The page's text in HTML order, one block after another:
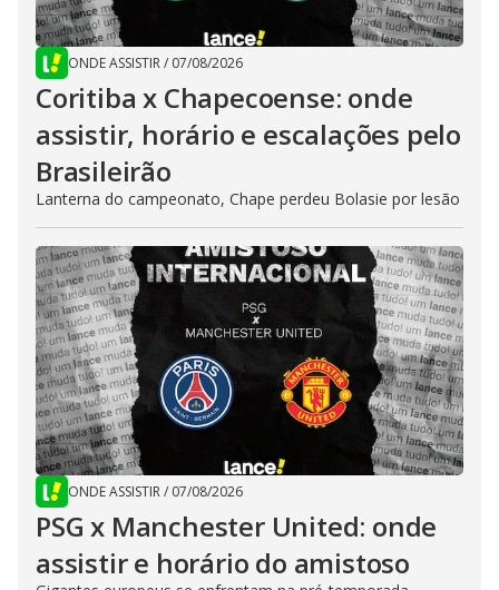
ONDE ASSISTIR/ 07/08/2026
Coritiba x Chapecoense: onde
assistir, horário e escalações pelo
Brasileirão
Lanterna do campeonato, Chape perdeu Bolasie por lesão
ONDE ASSISTIR/ 07/08/2026
PSG x Manchester United: onde
assistir e horário do amistoso